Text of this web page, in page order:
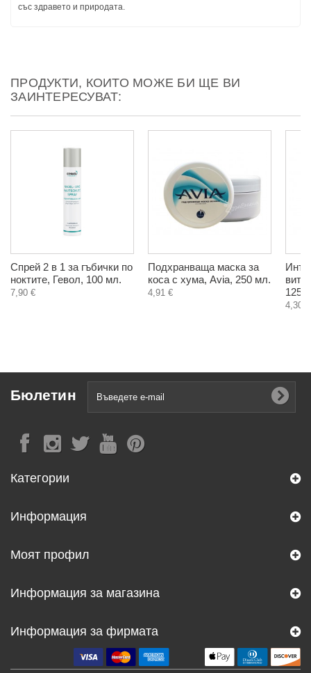
със здравето и природата.
ПРОДУКТИ, КОИТО МОЖЕ БИ ЩЕ ВИ
ЗАИНТЕРЕСУВАТ:
Спрей 2 в 1 за гъбички по
ноктите, Гевол, 100 мл.
7,90 €
Подхранваща маска за
коса с хума, Avia, 250 мл.
4,91 €
125
4,30 €
Бюлетин
Категории
Информация
Моят профил
Информация за магазина
Информация за фирмата